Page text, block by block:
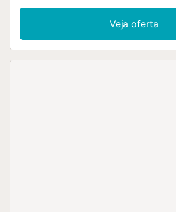
crianças pequenas, está disponível
exterior, podem desfrutar da vossa
perfeita para relaxar e apreciar a
notem que não são permitidos eventos
Veja oferta